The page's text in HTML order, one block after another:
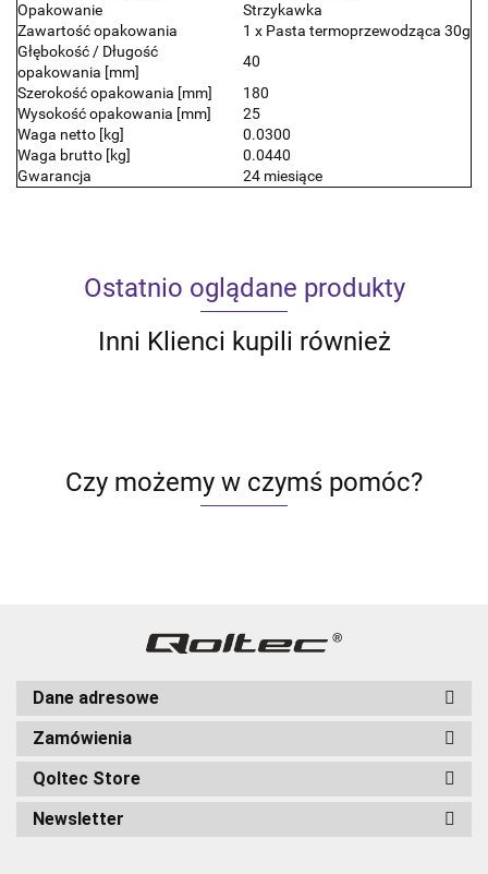
Opakowanie
Strzykawka
Zawartość opakowania
1 x Pasta termoprzewodząca 30g
Głębokość / Długość
opakowania [mm]
40
Szerokość opakowania [mm]
180
Wysokość opakowania [mm]
25
Waga netto [kg]
0.0300
Waga brutto [kg]
0.0440
Gwarancja
24 miesiące
Ostatnio oglądane produkty
Inni Klienci kupili również
Czy możemy w czymś pomóc?
Dane adresowe
Zamówienia
Qoltec Store
Newsletter